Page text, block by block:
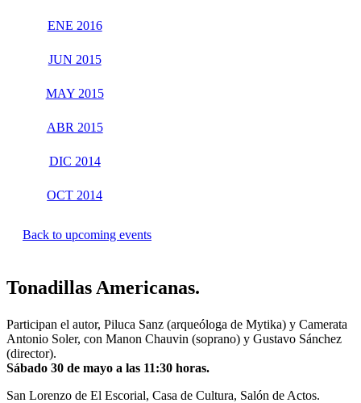
ENE 2016
JUN 2015
MAY 2015
ABR 2015
DIC 2014
OCT 2014
Back to upcoming events
Tonadillas Americanas.
Participan el autor, Piluca Sanz (arqueóloga de Mytika) y Camerata
Antonio Soler, con Manon Chauvin (soprano) y Gustavo Sánchez
(director).
Sábado 30 de mayo a las 11:30 horas.
San Lorenzo de El Escorial, Casa de Cultura, Salón de Actos.